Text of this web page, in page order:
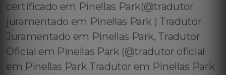
certificado em Pinellas Park(@tradutor
juramentado em Pinellas Park ) Tradutor
Juramentado em Pinellas Park, Tradutor
Oficial em Pinellas Park (@tradutor oficial
em Pinellas Park Tradutor em Pinellas Park